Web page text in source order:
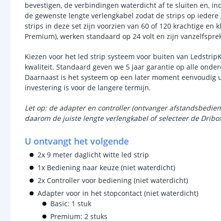
bevestigen, de verbindingen waterdicht af te sluiten en,
de gewenste lengte verlengkabel zodat de strips op
strips in deze set zijn voorzien van 60 of 120 krachtige en
Premium), werken standaard op 24 volt en zijn
Kiezen voor het led strip systeem voor buiten van
kwaliteit. Standaard geven we 5 jaar garantie op alle
Daarnaast is het systeem op een later moment
investering is voor de langere termijn.
Let op: de adapter en controller (ontvanger
daarom de juiste lengte verlengkabel of selecteer de
U ontvangt het volgende
2x 9 meter daglicht witte led strip
1x Bediening naar keuze (niet waterdicht)
2x Controller voor bediening (niet waterdicht)
Adapter voor in het stopcontact (niet waterdicht)
Basic: 1 stuk
Premium: 2 stuks